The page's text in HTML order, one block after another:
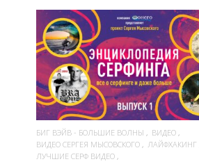
ПОСМОТРЕТЬ
БИГ ВЭЙВ - БОЛЬШИЕ ВОЛНЫ
ВИДЕО
ВИДЕО СЕРГЕЯ МЫСОВСКОГО
ЛАЙФХАКИНГ
ЛУЧШИЕ СЕРФ ВИДЕО